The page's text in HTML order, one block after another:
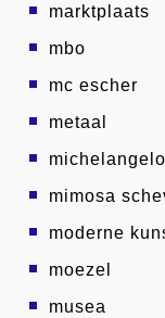
marktplaats
mbo
mc escher
metaal
michelangelo
mimosa
moderne
moezel
musea